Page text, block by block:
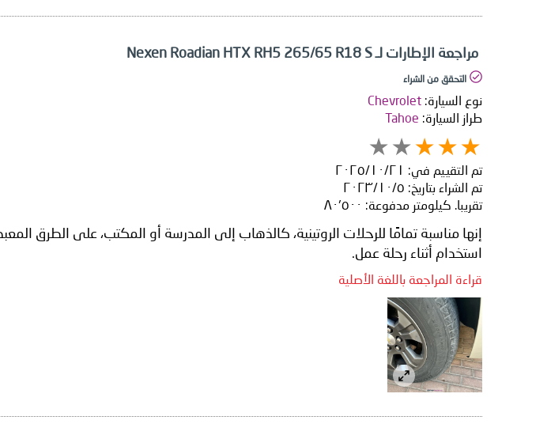
مراجعة الإطارات لـ Nexen Roadian HTX RH5 265/65 R18 S
التحقق من الشراء
نوع السيارة: Chevrolet
طراز السيارة: Tahoe
تم التقييم في: ٢١‏/١٠‏/٢٠٢٥
تم الشراء بتاريخ: ٥‏/١٠‏/٢٠٢٣
تقريبا. كيلومتر مدفوعة: ٨٠٬٥٠٠
إنها مناسبة تمامًا للرحلات الروتينية، كالذهاب إلى المدرسة أو المكتب، على الطرق
استخدام أثناء رحلة عمل.
قراءة المراجعة باللغة الأصلية